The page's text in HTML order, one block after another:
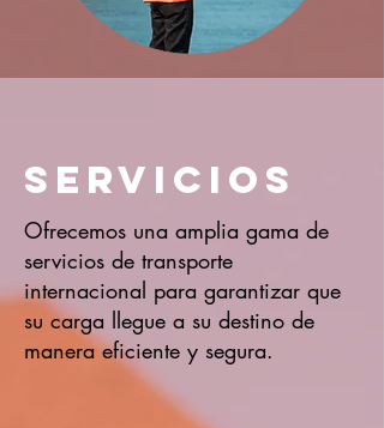
Servicios
Ofrecemos una amplia gama de
servicios de transporte
internacional para garantizar que
su carga llegue a su destino de
manera eficiente y segura.